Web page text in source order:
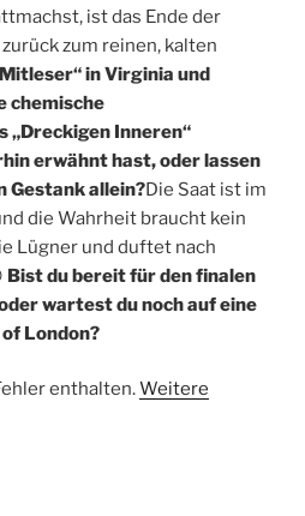
ist das Ende der
zum reinen, kalten
in Virginia und
chemische
„Dreckigen Inneren“
erwähnt hast, oder lassen
Gestank allein?Die Saat ist im
die Wahrheit braucht kein
Lügner und duftet nach
Bist du bereit für den finalen
wartest du noch auf eine
London?
enthalten.Weitere